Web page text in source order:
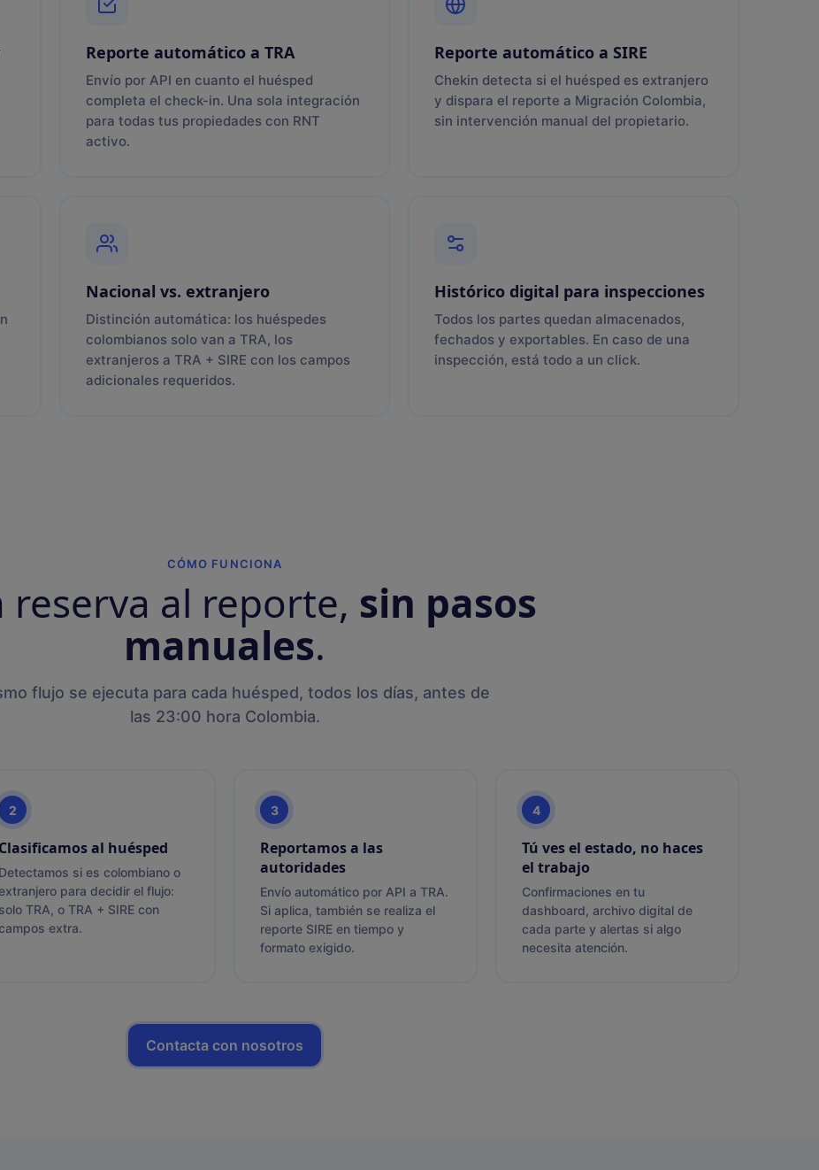
Reporte automático a TRA
Envío por API en cuanto el huésped
completa el check-in. Una sola integración
para todas tus propiedades con RNT
activo.
Reporte automático a SIRE
Chekin detecta si el huésped es extranjero
y dispara el reporte a Migración Colombia,
sin intervención manual del propietario.
Nacional vs. extranjero
Distinción automática: los huéspedes
colombianos solo van a TRA, los
extranjeros a TRA + SIRE con los campos
adicionales requeridos.
Histórico digital para inspecciones
Todos los partes quedan almacenados,
fechados y exportables. En caso de una
inspección, está todo a un click.
CÓMO FUNCIONA
reserva al reporte, sin pasos
manuales.
flujo se ejecuta para cada huésped, todos los días, antes de
las 23:00 hora Colombia.
2
Clasificamos al huésped
Detectamos si es colombiano o
extranjero para decidir el flujo:
solo TRA, o TRA + SIRE con
campos extra.
3
Reportamos a las
autoridades
Envío automático por API a TRA.
Si aplica, también se realiza el
reporte SIRE en tiempo y
formato exigido.
4
Tú ves el estado, no haces
el trabajo
Confirmaciones en tu
dashboard, archivo digital de
cada parte y alertas si algo
necesita atención.
Contacta con nosotros